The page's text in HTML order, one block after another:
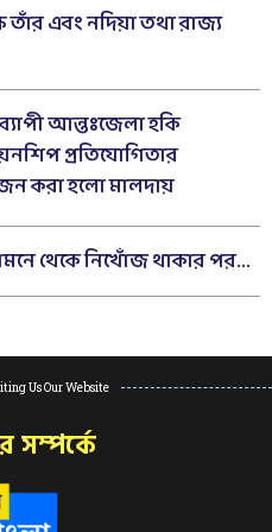
এবং নদিয়া তথা রাজ্য
আন্তঃজেলা হকি
প্রতিযোগিতার
করা হলো মালদায়
থেকে নিখোঁজ থাকার পর...
Us Our Website
সম্পর্কে